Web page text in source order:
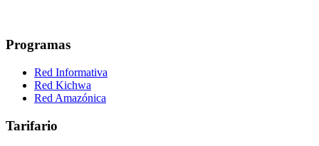
Programas
Red Informativa
Red Kichwa
Red Amazónica
Tarifario